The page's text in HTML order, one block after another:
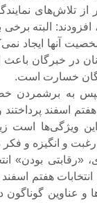
تلاش‌های
البته
آنها ایجاد
در خبرگان
خسارت است.
به برشمردن
هفتم اسفند
ویژگی‌ها است
و انگیزه و
«رقابتی بودن»
هفتم
و عناوین گوناگون